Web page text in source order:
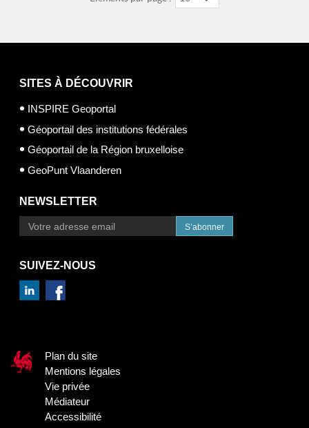
SITES À DÉCOUVRIR
INSPIRE Geoportal
Géoportail des institutions fédérales
Géoportail de la Région bruxelloise
GeoPunt Vlaanderen
NEWSLETTER
S’abonner
SUIVEZ-NOUS
Plan du site
Mentions légales
Vie privée
Médiateur
Accessibilité